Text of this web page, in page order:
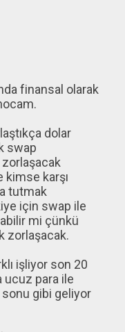
finansal olarak
dolar
swap
zorlaşacak
karşı
tutmak
için swap ile
mi çünkü
zorlaşacak.
işliyor son 20
ucuz para ile
gibi geliyor